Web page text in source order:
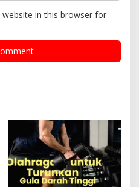
in this browser for